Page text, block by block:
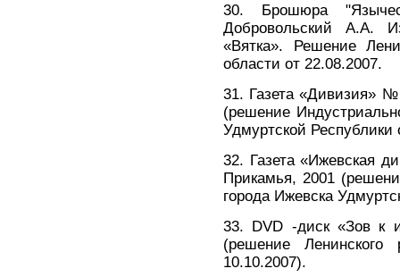
30. Брошюра
Добровольский А.А.
«Вятка». Решение
области от 22.08.2007.
31. Газета «Дивизия»
(решение
Удмуртской Республики
32. Газета «Ижевская
Прикамья, 2001
города Ижевска
33. DVD -диск «Зов к
(решение
10.10.2007).